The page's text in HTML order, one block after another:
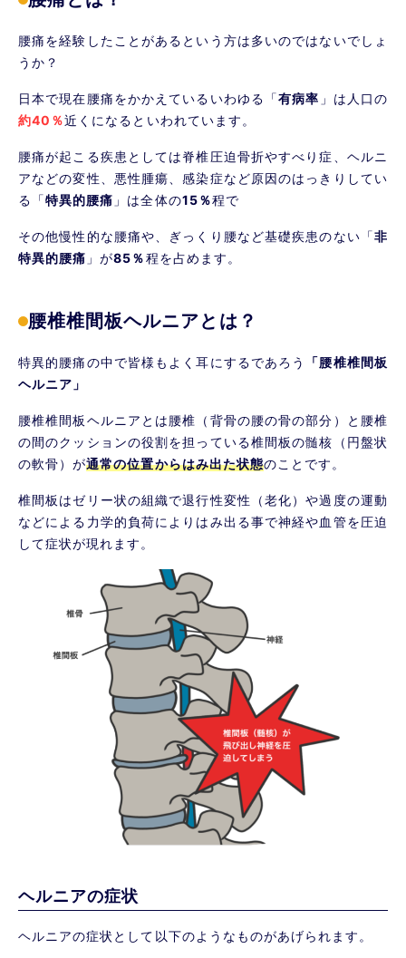
ヘルニアの症状
ヘルニアの原因
ヘルニアの診断方法
腰痛を経験したことがあるという方は多いのではないでしょ
うか？
日本で現在腰痛をかかえているいわゆる「有病率 」は人口の
約40％近くになるといわれています。
腰痛が起こる疾患としては脊椎圧迫骨折やすべり症、ヘルニ
アなどの変性、悪性腫瘍、感染症など原因のはっきりしてい
る「特異的腰痛 」は全体の15％程で
その他慢性的な腰痛や、ぎっくり腰など基礎疾患のない「非
特異的腰痛 」が85％程を占めます。
腰椎椎間板ヘルニアとは？
特異的腰痛の中で皆様もよく耳にするであろう
「腰椎椎間板
ヘルニア 」
腰椎椎間板ヘルニアとは腰椎（背骨の腰の骨の部分）と腰椎
の間のクッションの役割を担っている椎間板の髄核（円盤状
の軟骨）が通常の位置からはみ出た状態のことです。
椎間板はゼリー状の組織で退行性変性（老化）や過度の運動
などによる力学的負荷によりはみ出る事で神経や血管を圧迫
して症状が現れます。
ヘルニアの症状
ヘルニアの症状として以下のようなものがあげられます。